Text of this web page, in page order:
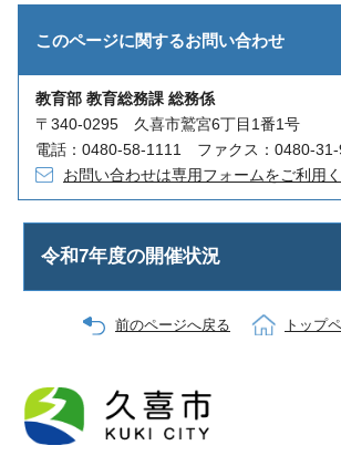
このページに関するお問い合わせ
教育部 教育総務課 総務係
〒340-0295 久喜市鷲宮6丁目1番1号
電話：0480-58-1111 ファクス：0480-
お問い合わせは専用フォームをご利用く
令和7年度の開催状況
前のページへ戻る トップ